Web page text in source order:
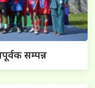
सम्पन्न